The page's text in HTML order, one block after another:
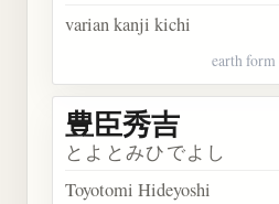
varian kanji kichi
earth
豊臣秀吉
とよとみひでよし
Toyotomi Hideyoshi